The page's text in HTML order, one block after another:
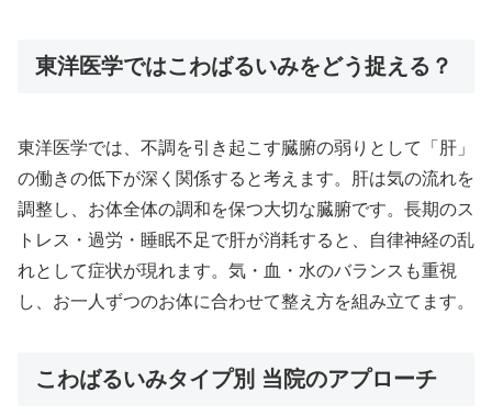
東洋医学ではこわばるいみをどう捉える？
東洋医学では、不調を引き起こす臓腑の弱りとして「肝」
の働きの低下が深く関係すると考えます。肝は気の流れを
調整し、お体全体の調和を保つ大切な臓腑です。長期のス
トレス・過労・睡眠不足で肝が消耗すると、自律神経の乱
れとして症状が現れます。気・血・水のバランスも重視
し、お一人ずつのお体に合わせて整え方を組み立てます。
こわばるいみタイプ別 当院のアプローチ